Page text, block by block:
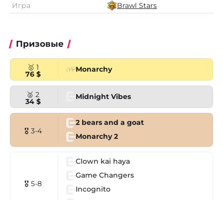
Игра
Brawl Stars
Призовые
🥇 1
76 $
Monarchy
🥈 2
34 $
Midnight Vibes
🎖 3-4
2 bears and a goat
Monarchy 2
🎖 5-8
Clown kai haya
Game Changers
Incognito